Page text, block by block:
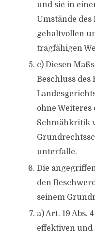
und sie in
Umstände des
gehaltvollen
tragfähigen
c) Diesen
Beschluss des
ohne Weiteres
Schmähkritik
unterfalle.
Die
den
seinem
a) Art. 19 Abs.
effektiven